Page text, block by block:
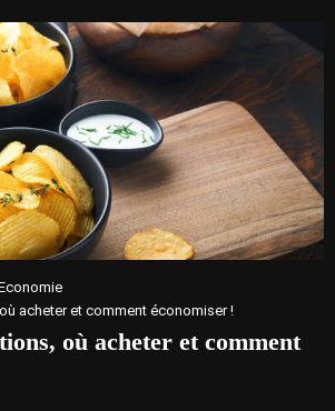
acheter et comment économiser !
où acheter et comment